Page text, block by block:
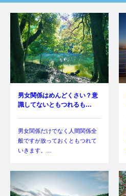
男女関係はめんどくさい？意
識してないともつれるも…
男女関係だけでなく人間関係全
般ですが放っておくともつれて
いきます。…